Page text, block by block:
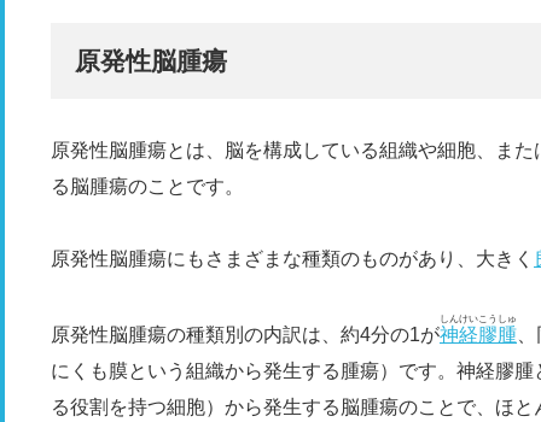
原発性脳腫瘍
原発性脳腫瘍とは、脳を構成している組織や細胞、ま
る脳腫瘍のことです。
原発性脳腫瘍にもさまざまな種類のものがあり、大きく
原発性脳腫瘍の種類別の内訳は、約4分の1が神経膠腫
しんけいこうしゅ
にくも膜という組織から発生する腫瘍）です。神経膠腫
る役割を持つ細胞）から発生する脳腫瘍のことで、ほ